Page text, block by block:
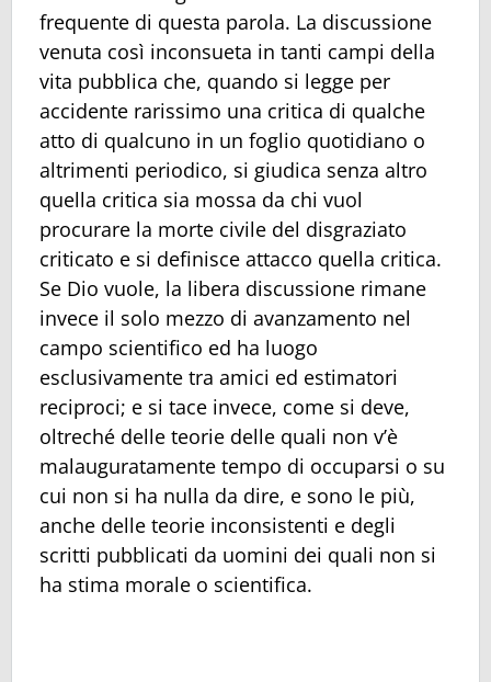
frequente di questa parola. La discussione
venuta così inconsueta in tanti campi della
vita pubblica che, quando si legge per
accidente rarissimo una critica di qualche
atto di qualcuno in un foglio quotidiano o
altrimenti periodico, si giudica senza altro
quella critica sia mossa da chi vuol
procurare la morte civile del disgraziato
criticato e si definisce attacco quella critica.
Se Dio vuole, la libera discussione rimane
invece il solo mezzo di avanzamento nel
campo scientifico ed ha luogo
esclusivamente tra amici ed estimatori
reciproci; e si tace invece, come si deve,
oltreché delle teorie delle quali non v’è
malauguratamente tempo di occuparsi o su
cui non si ha nulla da dire, e sono le più,
anche delle teorie inconsistenti e degli
scritti pubblicati da uomini dei quali non si
ha stima morale o scientifica.